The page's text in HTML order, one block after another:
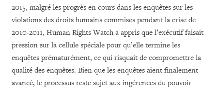
2015, malgré les progrès en cours dans les enquêtes sur les
violations des droits humains commises pendant la crise de
2010-2011, Human Rights Watch a appris que l’exécutif faisait
pression sur la cellule spéciale pour qu’elle termine les
enquêtes prématurément, ce qui risquait de compromettre la
qualité des enquêtes. Bien que les enquêtes aient finalement
avancé, le processus reste sujet aux ingérences du pouvoir